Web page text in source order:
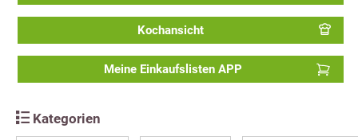
Kochansicht
Meine Einkaufslisten APP
Kategorien